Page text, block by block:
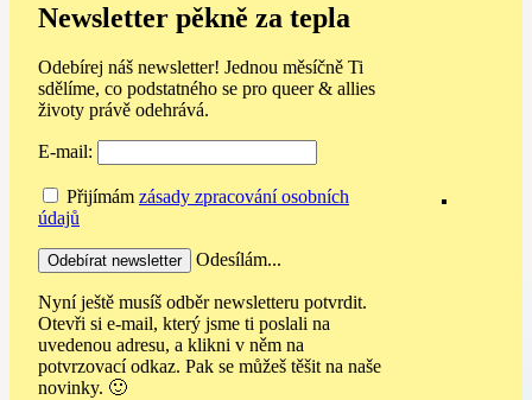
Newsletter pěkně za tepla
Odebírej náš newsletter! Jednou měsíčně Ti
sdělíme, co podstatného se pro queer & allies
životy právě odehrává.
E-mail:
Přijímám zásady zpracování osobních
údajů
Odesílám...
Nyní ještě musíš odběr newsletteru potvrdit.
Otevři si e-mail, který jsme ti poslali na
uvedenou adresu, a klikni v něm na
potvrzovací odkaz. Pak se můžeš těšit na naše
novinky. 🙂